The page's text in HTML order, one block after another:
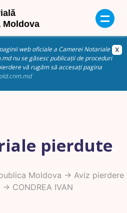
web oficiale a Camerei Notariale
nu se găsesc publicații de proceduri
vă rugăm să accesați pagina
old.cnm.md
pierdute
Moldova -> Aviz pierdere
-> CONDREA IVAN